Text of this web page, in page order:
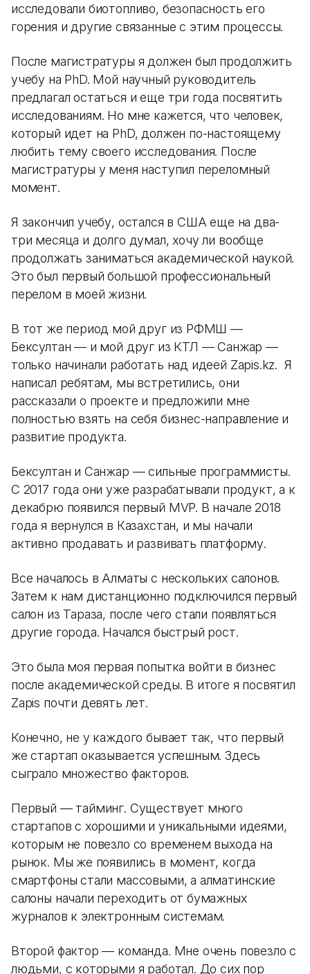
исследовали биотопливо, безопасность его
горения и другие связанные с этим процессы.
После магистратуры я должен был продолжить
учебу на PhD. Мой научный руководитель
предлагал остаться и еще три года посвятить
исследованиям. Но мне кажется, что человек,
который идет на PhD, должен по-настоящему
любить тему своего исследования. После
магистратуры у меня наступил переломный
момент.
Я закончил учебу, остался в США еще на два-
три месяца и долго думал, хочу ли вообще
продолжать заниматься академической наукой.
Это был первый большой профессиональный
перелом в моей жизни.
В тот же период мой друг из РФМШ —
Бексултан — и мой друг из КТЛ — Санжар —
только начинали работать над идеей Zapis.kz. Я
написал ребятам, мы встретились, они
рассказали о проекте и предложили мне
полностью взять на себя бизнес-направление и
развитие продукта.
Бексултан и Санжар — сильные программисты.
С 2017 года они уже разрабатывали продукт, а к
декабрю появился первый MVP. В начале 2018
года я вернулся в Казахстан, и мы начали
активно продавать и развивать платформу.
Все началось в Алматы с нескольких салонов.
Затем к нам дистанционно подключился первый
салон из Тараза, после чего стали появляться
другие города. Начался быстрый рост.
Это была моя первая попытка войти в бизнес
после академической среды. В итоге я посвятил
Zapis почти девять лет.
Конечно, не у каждого бывает так, что первый
же стартап оказывается успешным. Здесь
сыграло множество факторов.
Первый — тайминг. Существует много
стартапов с хорошими и уникальными идеями,
которым не повезло со временем выхода на
рынок. Мы же появились в момент, когда
смартфоны стали массовыми, а алматинские
салоны начали переходить от бумажных
журналов к электронным системам.
Второй фактор — команда. Мне очень повезло с
людьми, с которыми я работал. До сих пор